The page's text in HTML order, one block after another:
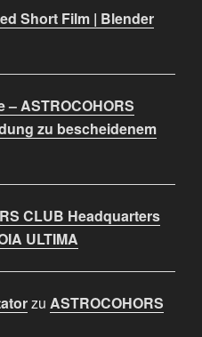
Short Film | Blender
– ASTROCOHORS
zu bescheidenem
CLUB Headquarters
ULTIMA
zu ASTROCOHORS